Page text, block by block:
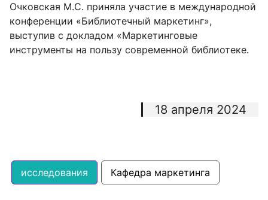
Очковская М.С. приняла участие в международной
конференции «Библиотечный маркетинг»,
выступив с докладом «Маркетинговые
инструменты на пользу современной библиотеке.
18 апреля 2024
исследования Кафедра маркетинга